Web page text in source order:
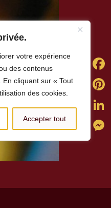
votre expérience
des contenus
cliquant sur « Tout
des cookies.
Accepter tout